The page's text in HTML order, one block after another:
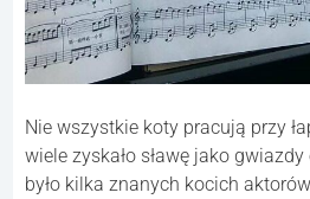
Nie wszystkie koty pracują przy
wiele zyskało sławę jako
było kilka znanych kocich